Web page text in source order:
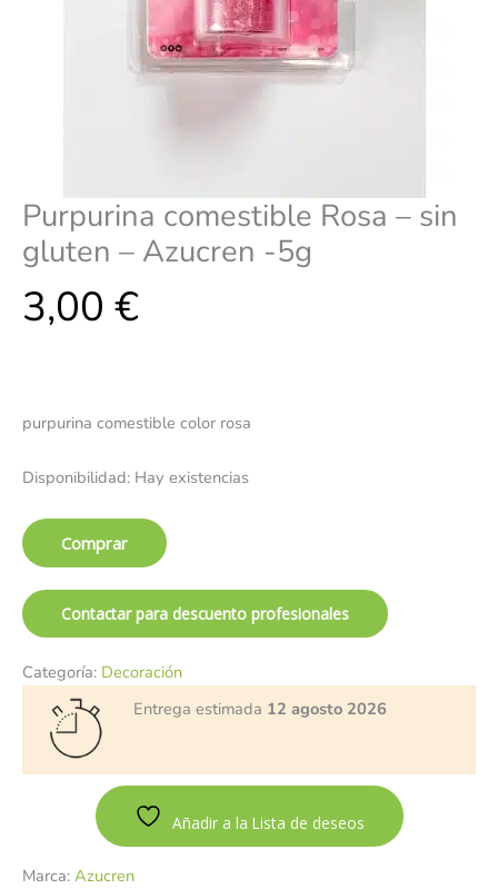
Purpurina comestible Rosa – sin
gluten – Azucren -5g
3,00 €
purpurina comestible color rosa
Disponibilidad: Hay existencias
Comprar
Contactar para descuento profesionales
Categoría: Decoración
Entrega estimada 12 agosto 2026
Añadir a la Lista de deseos
Marca: Azucren